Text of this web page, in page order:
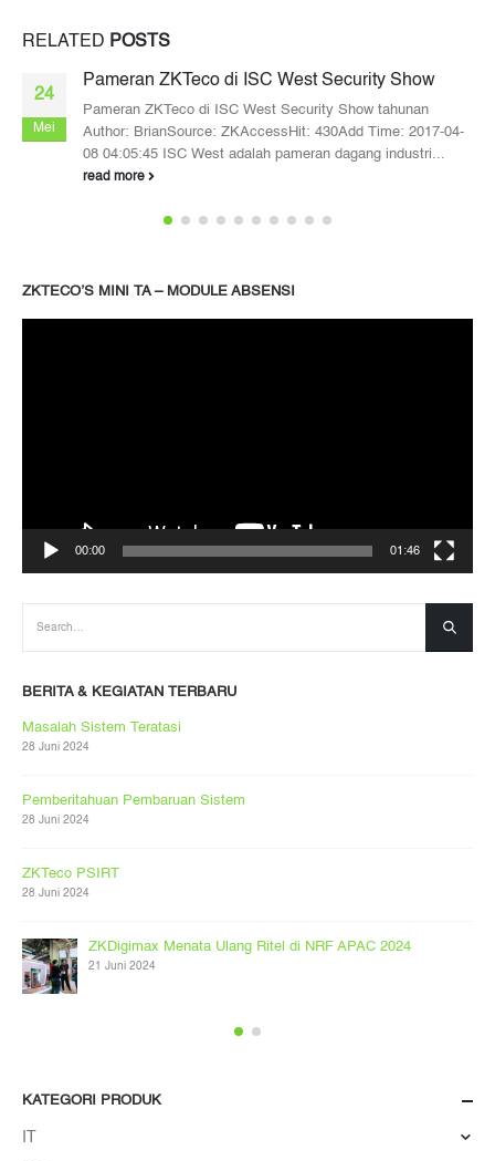
RELATED POSTS
24
Mei
Pameran ZKTeco di ISC West Security Show
Pameran ZKTeco di ISC West Security Show tahunan
Author: BrianSource: ZKAccessHit: 430Add Time: 2017-04-
08 04:05:45 ISC West adalah pameran dagang industri...
read more
ZKTECO’S MINI TA – MODULE ABSENSI
00:00 01:46
BERITA & KEGIATAN TERBARU
Masalah Sistem Teratasi
28 Juni 2024
Pemberitahuan Pembaruan Sistem
28 Juni 2024
ZKTeco PSIRT
28 Juni 2024
ZKDigimax Menata Ulang Ritel di NRF APAC 2024
21 Juni 2024
KATEGORI PRODUK